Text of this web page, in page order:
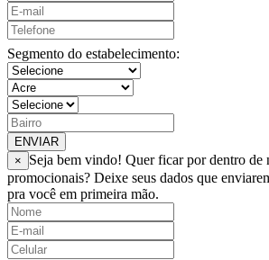
Segmento do estabelecimento:
ENVIAR
×
Seja bem vindo! Quer ficar por dentro de
promocionais? Deixe seus dados que
pra você em primeira mão.